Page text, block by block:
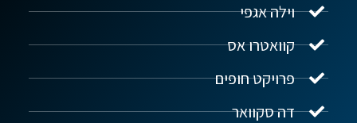
וילה אגפי
קוואטרו אס
פרויקט חופים
דה סקוואר
נדל"ן ביוון G.R.E
שלום! איך אפשר לעזור?